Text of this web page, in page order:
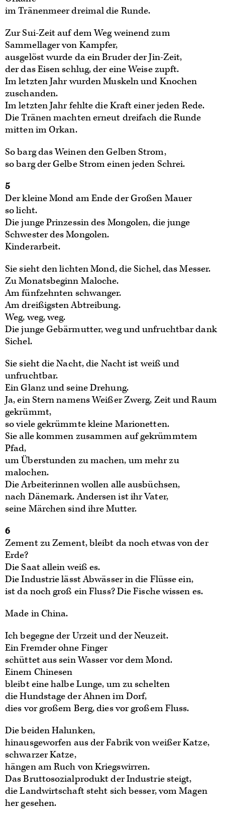
im Tränenmeer dreimal die Runde.
Zur Sui-Zeit auf dem Weg weinend zum
Sammellager von Kampfer,
ausgelöst wurde da ein Bruder der Jin-Zeit,
der das Eisen schlug, der eine Weise zupft.
Im letzten Jahr wurden Muskeln und Knochen
zuschanden.
Im letzten Jahr fehlte die Kraft einer jeden Rede.
Die Tränen machten erneut dreifach die Runde
mitten im Orkan.
So barg das Weinen den Gelben Strom,
so barg der Gelbe Strom einen jeden Schrei.
5
Der kleine Mond am Ende der Großen Mauer
so licht.
Die junge Prinzessin des Mongolen, die junge
Schwester des Mongolen.
Kinderarbeit.
Sie sieht den lichten Mond, die Sichel, das Messer.
Zu Monatsbeginn Maloche.
Am fünfzehnten schwanger.
Am dreißigsten Abtreibung.
Weg, weg, weg.
Die junge Gebärmutter, weg und unfruchtbar dank
Sichel.
Sie sieht die Nacht, die Nacht ist weiß und
unfruchtbar.
Ein Glanz und seine Drehung.
Ja, ein Stern namens Weißer Zwerg, Zeit und Raum
gekrümmt,
so viele gekrümmte kleine Marionetten.
Sie alle kommen zusammen auf gekrümmtem
Pfad,
um Überstunden zu machen, um mehr zu
malochen.
Die Arbeiterinnen wollen alle ausbüchsen,
nach Dänemark. Andersen ist ihr Vater,
seine Märchen sind ihre Mutter.
6
Zement zu Zement, bleibt da noch etwas von der
Erde?
Die Saat allein weiß es.
Die Industrie lässt Abwässer in die Flüsse ein,
ist da noch groß ein Fluss? Die Fische wissen es.
Made in China.
Ich begegne der Urzeit und der Neuzeit.
Ein Fremder ohne Finger
schüttet aus sein Wasser vor dem Mond.
Einem Chinesen
bleibt eine halbe Lunge, um zu schelten
die Hundstage der Ahnen im Dorf,
dies vor großem Berg, dies vor großem Fluss.
Die beiden Halunken,
hinausgeworfen aus der Fabrik von weißer Katze,
schwarzer Katze,
hängen am Ruch von Kriegswirren.
Das Bruttosozialprodukt der Industrie steigt,
die Landwirtschaft steht sich besser, vom Magen
her gesehen.